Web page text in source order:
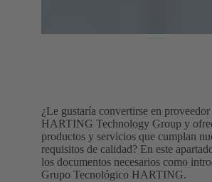
¿Le gustaría convertirse en
HARTING Technology Group y
productos y servicios que cumplan
requisitos de calidad? En este
los documentos necesarios como
Grupo Tecnológico HARTING.